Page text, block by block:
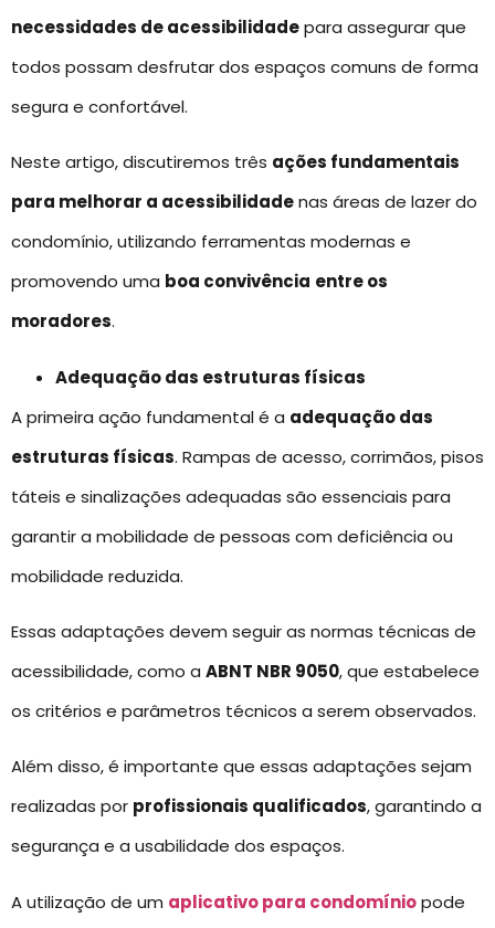
necessidades de acessibilidadepara assegurar que
todos possam desfrutar dos espaços comuns de forma
segura e confortável.
Neste artigo, discutiremos três ações fundamentais
para melhorar a acessibilidadenas áreas de lazer do
condomínio, utilizando ferramentas modernas e
promovendo uma boa convivência entre os
moradores.
Adequação das estruturas físicas
A primeira ação fundamental é a adequação das
estruturas físicas. Rampas de acesso, corrimãos, pisos
táteis e sinalizações adequadas são essenciais para
garantir a mobilidade de pessoas com deficiência ou
mobilidade reduzida.
Essas adaptações devem seguir as normas técnicas de
acessibilidade, como a ABNT NBR 9050, que estabelece
os critérios e parâmetros técnicos a serem observados.
Além disso, é importante que essas adaptações sejam
realizadas por profissionais qualificados, garantindo a
segurança e a usabilidade dos espaços.
A utilização de um aplicativo para condomíniopode